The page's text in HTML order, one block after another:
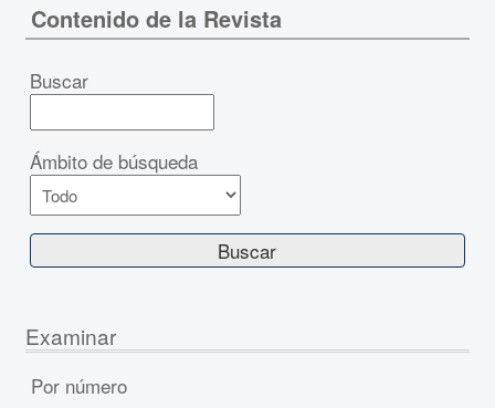
Contenido de la Revista
Buscar
Ámbito de búsqueda
Examinar
Por número